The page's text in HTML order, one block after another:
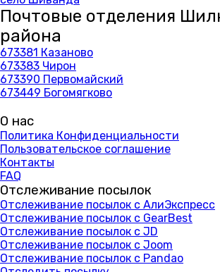
Почтовые отделения
района
673381 Казаново
673383 Чирон
673390 Первомайский
673449 Богомягково
О нас
Политика Конфиденциальности
Пользовательское соглашение
Контакты
FAQ
Отслеживание посылок
Отслеживание посылок с АлиЭкспресс
Отслеживание посылок с GearBest
Отслеживание посылок с JD
Отслеживание посылок с Joom
Отслеживание посылок с Pandao